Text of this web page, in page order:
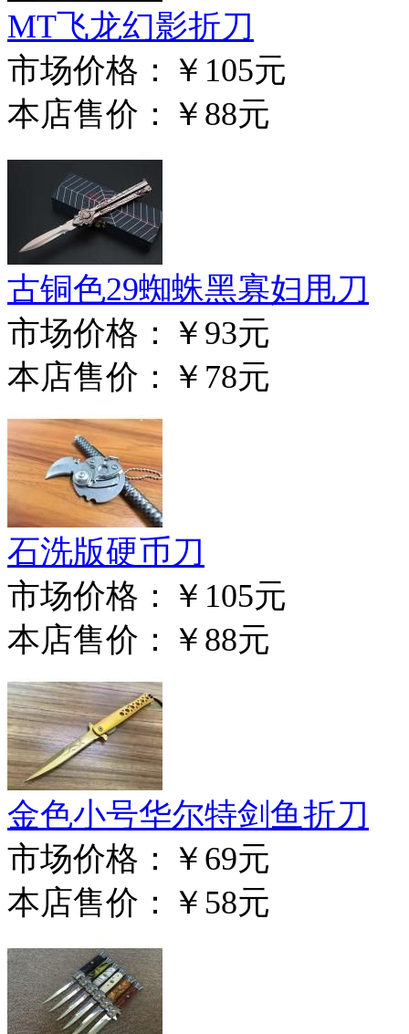
MT飞龙幻影折刀
市场价格： ￥105元
本店售价： ￥88元
古铜色29蜘蛛黑寡妇甩刀
市场价格： ￥93元
本店售价： ￥78元
石洗版硬币刀
市场价格： ￥105元
本店售价： ￥88元
金色小号华尔特剑鱼折刀
市场价格： ￥69元
本店售价： ￥58元